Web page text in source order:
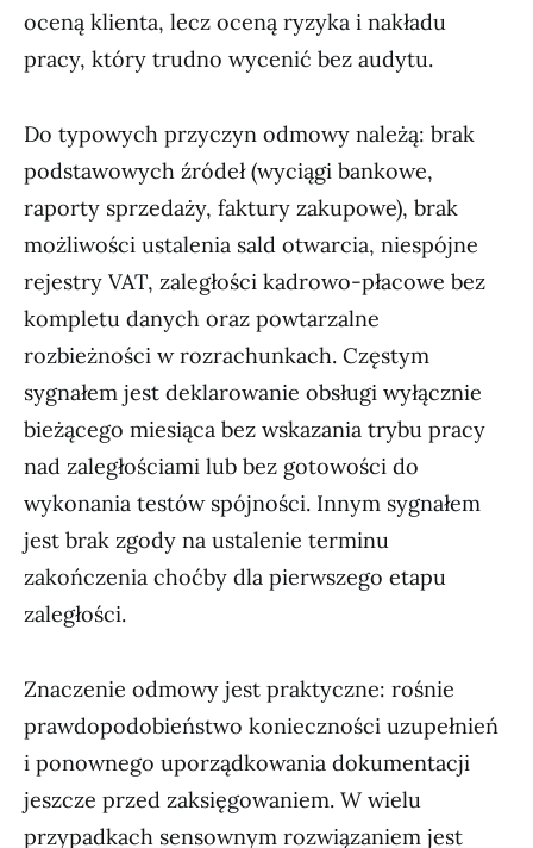
oceną klienta, lecz oceną ryzyka i nakładu
pracy, który trudno wycenić bez audytu.
Do typowych przyczyn odmowy należą: brak
podstawowych źródeł (wyciągi bankowe,
raporty sprzedaży, faktury zakupowe), brak
możliwości ustalenia sald otwarcia, niespójne
rejestry VAT, zaległości kadrowo-płacowe bez
kompletu danych oraz powtarzalne
rozbieżności w rozrachunkach. Częstym
sygnałem jest deklarowanie obsługi wyłącznie
bieżącego miesiąca bez wskazania trybu pracy
nad zaległościami lub bez gotowości do
wykonania testów spójności. Innym sygnałem
jest brak zgody na ustalenie terminu
zakończenia choćby dla pierwszego etapu
zaległości.
Znaczenie odmowy jest praktyczne: rośnie
prawdopodobieństwo konieczności uzupełnień
i ponownego uporządkowania dokumentacji
jeszcze przed zaksięgowaniem. W wielu
przypadkach sensownym rozwiązaniem jest